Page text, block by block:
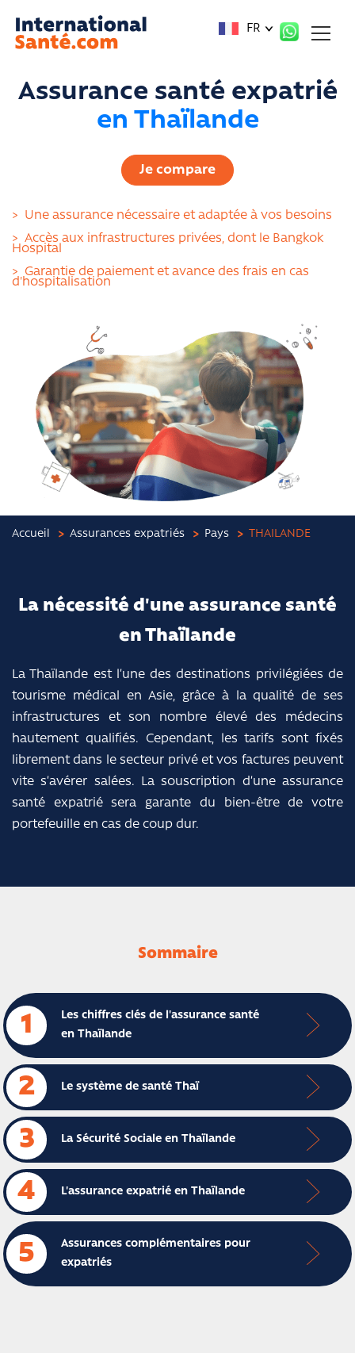
FR
Assurance santé expatrié
en Thaïlande
Je compare
>
Une assurance nécessaire et adaptée à vos besoins
> Accès aux infrastructures privées, dont le Bangkok
Hospital
>
Garantie de paiement et avance des frais en cas
d'hospitalisation
Accueil Assurances expatriés Pays THAILANDE
La nécessité d'une assurance santé
en Thaïlande
La Thaïlande est l’une des destinations privilégiées de
tourisme médical en Asie, grâce à la qualité de ses
infrastructures et son nombre élevé des médecins
hautement qualifiés. Cependant, les tarifs sont fixés
librement dans le secteur privé et vos factures peuvent
vite s’avérer salées. La souscription d’une assurance
santé expatrié sera garante du bien-être de votre
portefeuille en cas de coup dur.
Sommaire
1
Les chiffres clés de l'assurance santé
en Thaïlande
2 Le système de santé Thaï
3 La Sécurité Sociale en Thaïlande
4 L'assurance expatrié en Thaïlande
5
Assurances complémentaires pour
expatriés